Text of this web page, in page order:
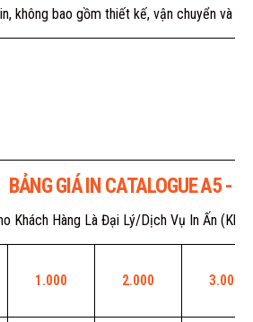
không bao gồm thiết kế, vận chuyển và
BẢNG GIÁ IN CATALOGUE A5 -
Khách Hàng Là Đại Lý/Dịch Vụ In Ấn
1.000 2.000 3.000